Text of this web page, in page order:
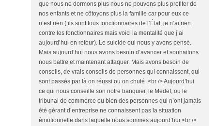
que nous ne dormons plus nous ne pouvons plus profiter de
nos enfants et ne côtoyons plus la famille car pour eux ce
n’est rien ( ils sont tous fonctionnaires de l’État, je n’ai rien
contre les fonctionnaires mais voici la mentalité que j’ai
aujourd’hui en retour). Le suicide oui nous y avons pensé.
Mais aujourd’hui nous avons besoin d’avancer et souhaitons
nous battre et maintenant attaquer. Mais avons besoin de
conseils, de vrais conseils de personnes qui connaissent, qui
sont passés par là on réussi ou on chuté .<br /> Aujourd’hui
ce qui nous conseille son notre banquier, le Medef, ou le
tribunal de commerce ou bien des personnes qui n’ont jamais
été gérant d’entreprise ne connaissent pas la situation
émotionnelle dans laquelle nous sommes aujourd’hui <br />